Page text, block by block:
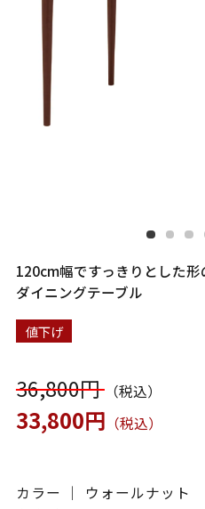
120cm幅ですっきりとした
ダイニングテーブル
値下げ
36,800円（税込）
33,800円 （税込）
カラー ｜ ウォールナット